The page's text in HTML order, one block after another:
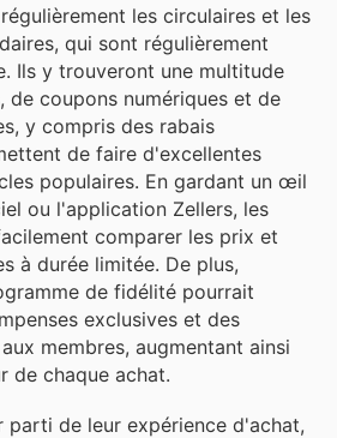
les circulaires et les
qui sont régulièrement
Ils y trouveront une multitude
coupons numériques et de
y compris des rabais
de faire d'excellentes
populaires. En gardant un œil
ou l'application Zellers, les
comparer les prix et
à durée limitée. De plus,
de fidélité pourrait
exclusives et des
membres, augmentant ainsi
de chaque achat.
parti de leur expérience d'achat,